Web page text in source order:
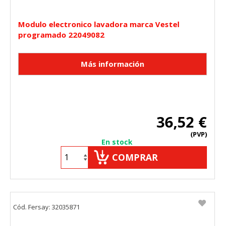
Modulo electronico lavadora marca Vestel
programado 22049082
36,52 €
(PVP)
En stock
COMPRAR
Cód. Fersay: 32035871